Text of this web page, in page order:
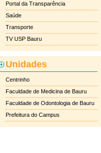
Portal da Transparência
Saúde
Transporte
TV USP Bauru
Unidades
Centrinho
Faculdade de Medicina de Bauru
Faculdade de Odontologia de Bauru
Prefeitura do Campus